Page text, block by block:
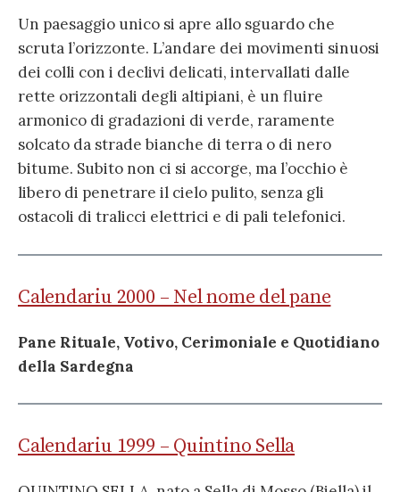
Un paesaggio unico si apre allo sguardo che
scruta l’orizzonte. L’andare dei movimenti sinuosi
dei colli con i declivi delicati, intervallati dalle
rette orizzontali degli altipiani, è un fluire
armonico di gradazioni di verde, raramente
solcato da strade bianche di terra o di nero
bitume. Subito non ci si accorge, ma l’occhio è
libero di penetrare il cielo pulito, senza gli
ostacoli di tralicci elettrici e di pali telefonici.
Calendariu 2000 – Nel nome del pane
Pane Rituale, Votivo, Cerimoniale e Quotidiano
della Sardegna
Calendariu 1999 – Quintino Sella